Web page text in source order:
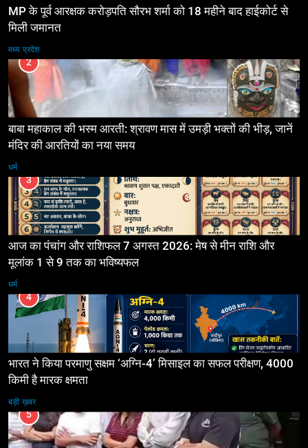
MP के पूर्व आरक्षक करोड़पति सौरभ शर्मा को 18 महीने बाद हाईकोर्ट से
मिली जमानत
मध्य प्रदेश
2
बाबा महाकाल की भस्म आरती: श्रावण मास में उमड़ी भक्तों की भीड़, जानें
मंदिर की आरतियों का नया समय
धर्म
3
आज का पंचांग और राशिफल 7 अगस्त 2026: मेष से मीन राशि और
मूलांक 1 से 9 तक का भविष्यफल
धर्म
4
भारत ने किया परमाणु सक्षम ‘अग्नि-4’ मिसाइल का सफल परीक्षण, 4000
किमी है मारक क्षमता
बड़ी ख़बर
5